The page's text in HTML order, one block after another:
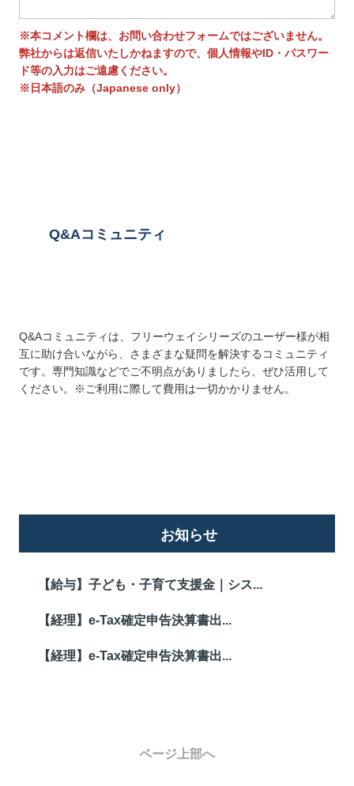
※本コメント欄は、お問い合わせフォームではございません。
弊社からは返信いたしかねますので、個人情報やID・パスワー
ド等の入力はご遠慮ください。
※日本語のみ（Japanese only）
Q&Aコミュニティ
Q&Aコミュニティは、フリーウェイシリーズのユーザー様が相
互に助け合いながら、さまざまな疑問を解決するコミュニティ
です。専門知識などでご不明点がありましたら、ぜひ活用して
ください。※ご利用に際して費用は一切かかりません。
お知らせ
【給与】子ども・子育て支援金｜シス...
【経理】e-Tax確定申告決算書出...
【経理】e-Tax確定申告決算書出...
ページ上部へ